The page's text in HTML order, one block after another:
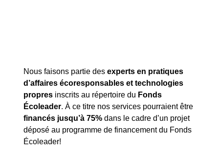
Nous faisons partie des experts en pratiques
d’affaires écoresponsables et technologies
propres inscrits au répertoire du Fonds
Écoleader. À ce titre nos services pourraient être
financés jusqu’à 75% dans le cadre d’un projet
déposé au programme de financement du Fonds
Écoleader!